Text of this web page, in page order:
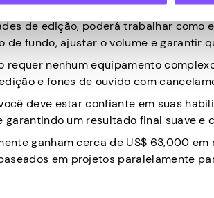
de edição, poderá trabalhar como
de fundo, ajustar o volume e garantir
requer nenhum equipamento
e fones de ouvido com
deve estar confiante em suas
garantindo um resultado final suave e
ganham cerca de US$ 63,000
em projetos paralelamente